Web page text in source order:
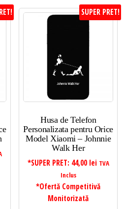
SUPER PRET!
Husa de Telefon
Personalizata pentru Orice
Model Xiaomi – Johnnie
Walk Her
*SUPER PRET: 44,00 lei TVA
Inclus
*Ofertă Competitivă
Monitorizată